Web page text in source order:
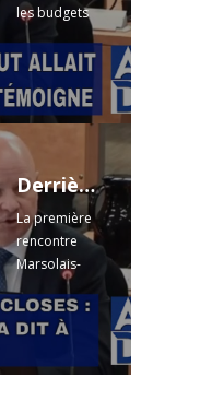
les budgets
CASA étaient
« respectés
des avenants
et
incohérence
s qui
soulèvent de
sérieuses
questions.
Le
témoignage
de ...Read
more
Derrière les portes closes : ce que Marsolais a dit à Ouellet
La première
rencontre
Marsolais-
Ouellet
révèle
tensions RH,
et idée choc :